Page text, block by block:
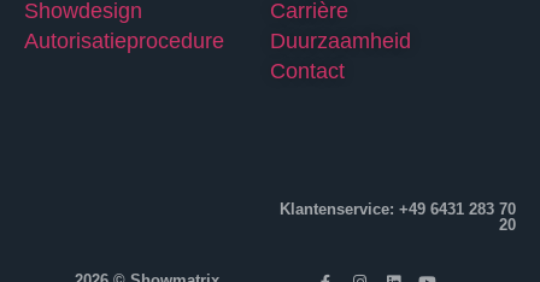
Showdesign
Autorisatieprocedure
Carrière
Duurzaamheid
Contact
Klantenservice: +49 6431 283 70
20